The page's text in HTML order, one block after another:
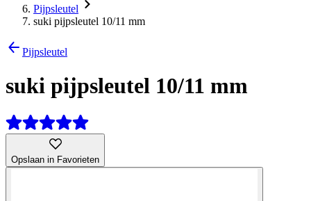
Pijpsleutel
suki pijpsleutel 10/11 mm
Pijpsleutel
suki pijpsleutel 10/11 mm
Opslaan in Favorieten